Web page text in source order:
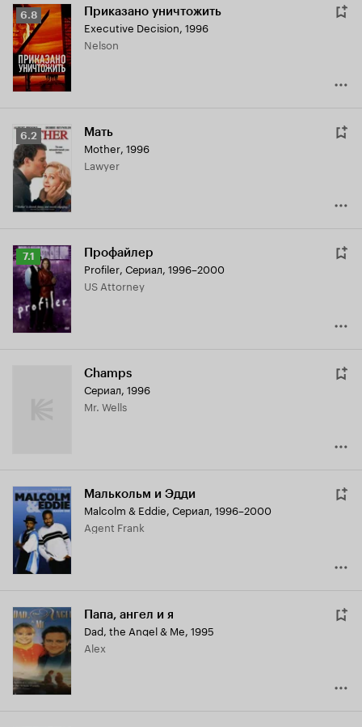
Рейтинг
Кинопоиска
6.8
6.8 Приказано уничтожить
Executive Decision, 1996
Nelson
Рейтинг
Кинопоиска
6.2
6.2 Мать
Mother, 1996
Lawyer
Рейтинг
Кинопоиска
7.1
7.1 Профайлер
Profiler, Сериал, 1996–2000
US Attorney
Champs
Сериал, 1996
Mr. Wells
Малькольм и Эдди
Malcolm & Eddie, Сериал, 1996–2000
Agent Frank
Папа, ангел и я
Dad, the Angel & Me, 1995
Alex